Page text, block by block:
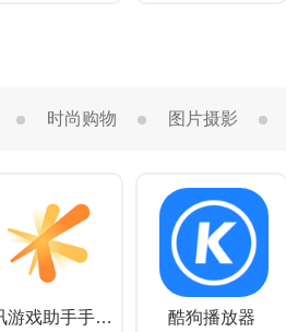
时尚购物 图片摄影
腾讯游戏助手手机版 酷狗播放器